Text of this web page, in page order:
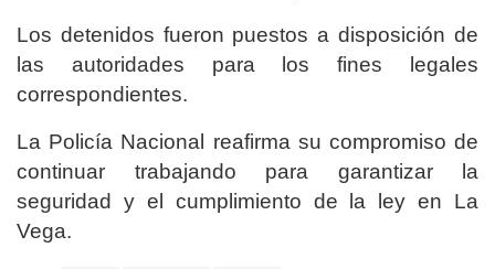
Los detenidos fueron puestos a disposición de
las autoridades para los fines legales
correspondientes.
La Policía Nacional reafirma su compromiso de
continuar trabajando para garantizar la
seguridad y el cumplimiento de la ley en La
Vega.